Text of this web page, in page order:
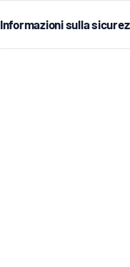
Informazioni sulla